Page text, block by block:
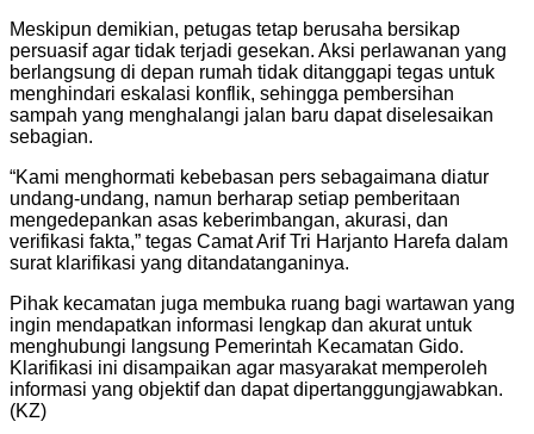
Meskipun demikian, petugas tetap berusaha bersikap
persuasif agar tidak terjadi gesekan. Aksi perlawanan yang
berlangsung di depan rumah tidak ditanggapi tegas untuk
menghindari eskalasi konflik, sehingga pembersihan
sampah yang menghalangi jalan baru dapat diselesaikan
sebagian.
“Kami menghormati kebebasan pers sebagaimana diatur
undang-undang, namun berharap setiap pemberitaan
mengedepankan asas keberimbangan, akurasi, dan
verifikasi fakta,” tegas Camat Arif Tri Harjanto Harefa dalam
surat klarifikasi yang ditandatanganinya.
Pihak kecamatan juga membuka ruang bagi wartawan yang
ingin mendapatkan informasi lengkap dan akurat untuk
menghubungi langsung Pemerintah Kecamatan Gido.
Klarifikasi ini disampaikan agar masyarakat memperoleh
informasi yang objektif dan dapat dipertanggungjawabkan.
(KZ)